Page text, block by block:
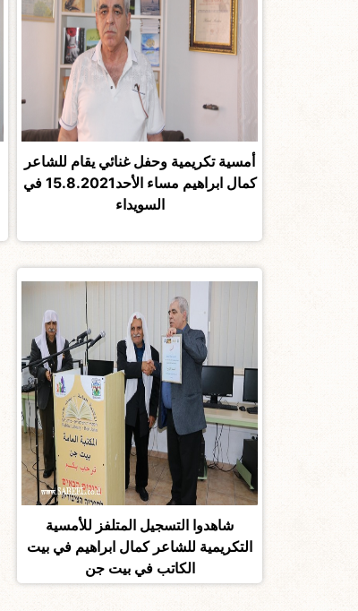
أمسية تكريمية وحفل غنائي يقام للشاعر
كمال ابراهيم مساء الأحد15.8.2021 في
السويداء
شاهدوا التسجيل المتلفز للأمسية
التكريمية للشاعر كمال ابراهيم في بيت
الكاتب في بيت جن